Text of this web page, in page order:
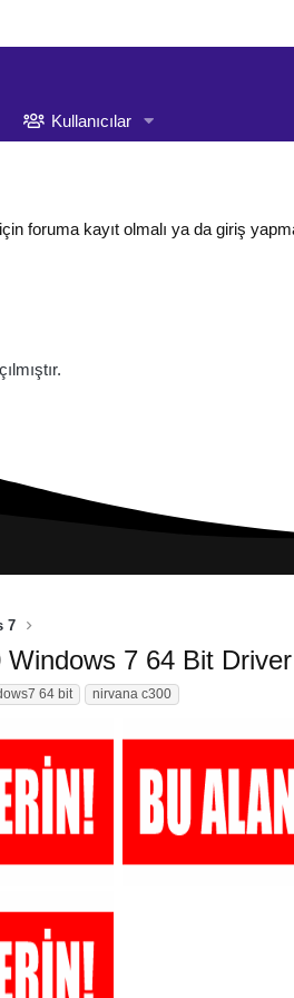
Kullanıcılar
foruma kayıt olmalı ya da giriş
7
7 64 Bit
64 bit nirvana c300